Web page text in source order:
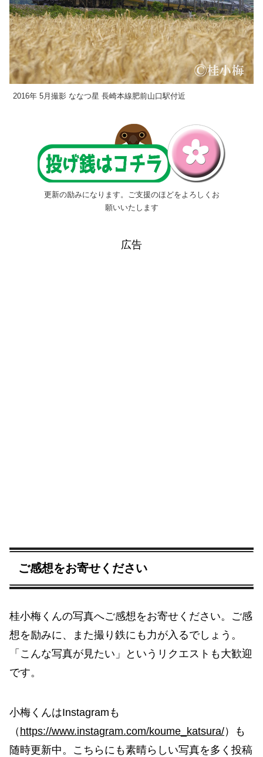
2016年 5月撮影 ななつ星 長崎本線肥前山口駅付近
更新の励みになります。ご支援のほどをよろしくお
願いいたします
広告
ご感想をお寄せください
桂小梅くんの写真へご感想をお寄せください。ご感
想を励みに、また撮り鉄にも力が入るでしょう。
「こんな写真が見たい」というリクエストも大歓迎
です。
小梅くんはInstagramも
（ https://www.instagram.com/koume_katsura/）も
随時更新中。こちらにも素晴らしい写真を多く投稿